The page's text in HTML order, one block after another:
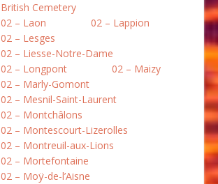
British Cemetery
02 – Laon
02 – Lappion
02 – Lesges
02 – Liesse-Notre-Dame
02 – Longpont
02 – Maizy
02 – Marly-Gomont
02 – Mesnil-Saint-Laurent
02 – Montchâlons
02 – Montescourt-Lizerolles
02 – Montreuil-aux-Lions
02 – Mortefontaine
02 – Moÿ-de-l’Aisne